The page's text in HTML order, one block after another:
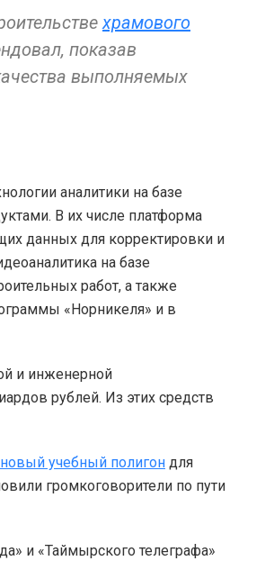
храмового
показав
выполняемых
аналитики на базе
В их числе платформа
данных для корректировки и
на базе
работ, а также
«Норникеля» и в
и инженерной
рублей. Из этих средств
новый учебный полигон для
громкоговорители по пути
и «Таймырского телеграфа»